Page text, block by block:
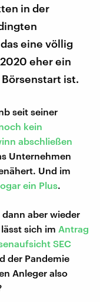
in der
eine völlig
eher ein
ist.
seit seiner
kein
abschließen
Unternehmen
Und im
ein Plus.
aber wieder
sich im Antrag
SEC
der Pandemie
Anleger also